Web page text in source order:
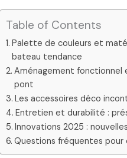
Table of Contents
Palette de couleurs et
bateau tendance
Aménagement fonctionnel
pont
Les accessoires déco
Entretien et durabilité :
Innovations 2025 :
Questions fréquentes pour